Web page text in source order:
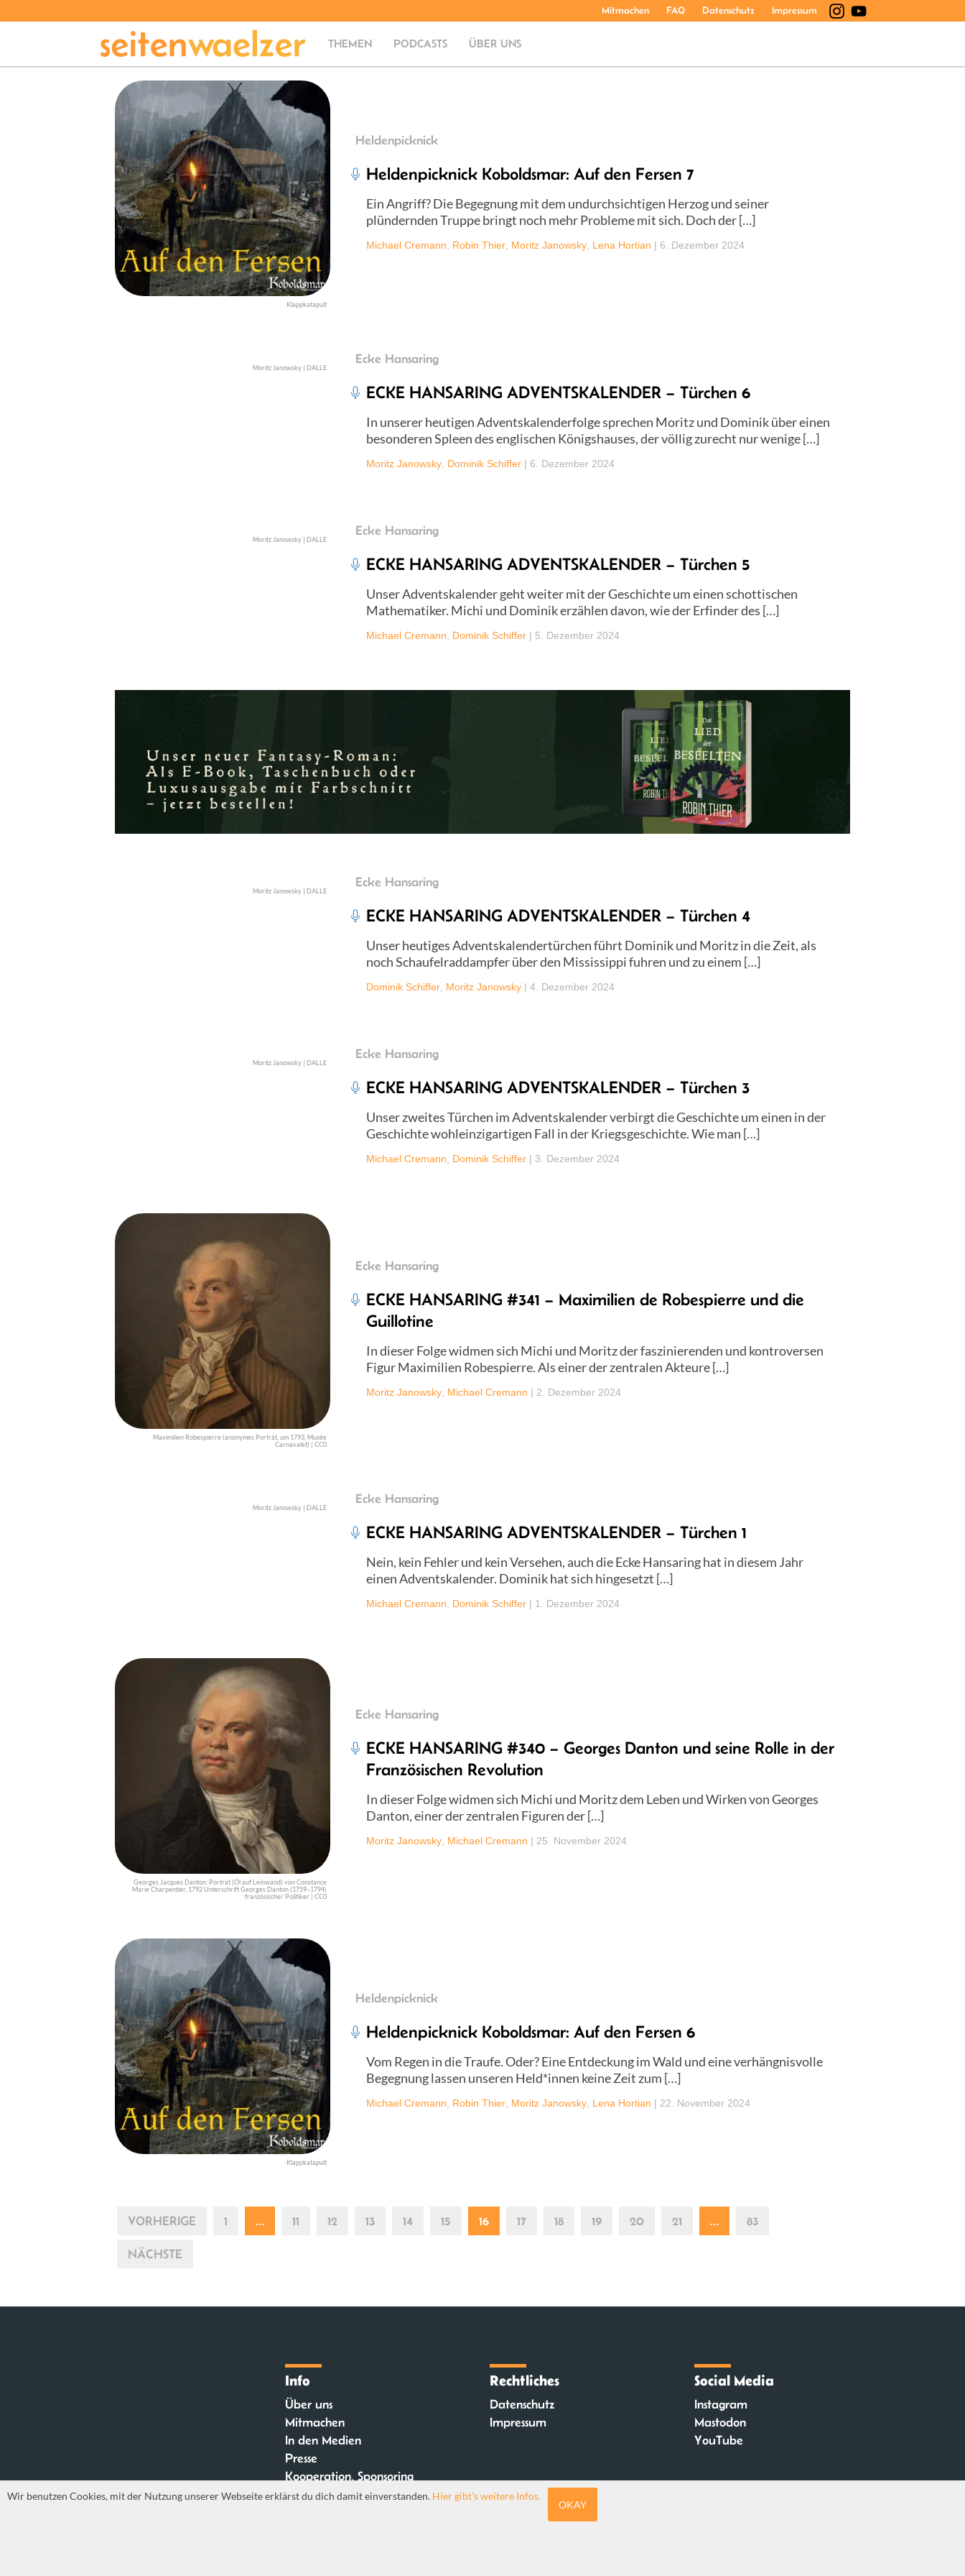
Mitmachen FAQ Datenschutz Impressum
THEMEN PODCASTS ÜBER UNS
Klappkatapult
Heldenpicknick
Heldenpicknick Koboldsmar: Auf den Fersen 7
Ein Angriff? Die Begegnung mit dem undurchsichtigen Herzog und seiner
plündernden Truppe bringt noch mehr Probleme mit sich. Doch der […]
Michael Cremann Robin Thier Moritz Janowsky Lena Hortian | 6. Dezember 2024
Moritz Janowsky | DALLE
Ecke Hansaring
ECKE HANSARING ADVENTSKALENDER – Türchen 6
In unserer heutigen Adventskalenderfolge sprechen Moritz und Dominik über einen
besonderen Spleen des englischen Königshauses, der völlig zurecht nur wenige […]
Moritz Janowsky Dominik Schiffer | 6. Dezember 2024
Moritz Janowsky | DALLE
Ecke Hansaring
ECKE HANSARING ADVENTSKALENDER – Türchen 5
Unser Adventskalender geht weiter mit der Geschichte um einen schottischen
Mathematiker. Michi und Dominik erzählen davon, wie der Erfinder des […]
Michael Cremann Dominik Schiffer | 5. Dezember 2024
Moritz Janowsky | DALLE
Ecke Hansaring
ECKE HANSARING ADVENTSKALENDER – Türchen 4
Unser heutiges Adventskalendertürchen führt Dominik und Moritz in die Zeit, als
noch Schaufelraddampfer über den Mississippi fuhren und zu einem […]
Dominik Schiffer Moritz Janowsky | 4. Dezember 2024
Moritz Janowsky | DALLE
Ecke Hansaring
ECKE HANSARING ADVENTSKALENDER – Türchen 3
Unser zweites Türchen im Adventskalender verbirgt die Geschichte um einen in der
Geschichte wohleinzigartigen Fall in der Kriegsgeschichte. Wie man […]
Michael Cremann Dominik Schiffer | 3. Dezember 2024
Maximilien Robespierre (anonymes Porträt, um 1793, Musée
Carnavalet) | CC0
Ecke Hansaring
ECKE HANSARING #341 – Maximilien de Robespierre und die
Guillotine
In dieser Folge widmen sich Michi und Moritz der faszinierenden und kontroversen
Figur Maximilien Robespierre. Als einer der zentralen Akteure […]
Moritz Janowsky Michael Cremann | 2. Dezember 2024
Moritz Janowsky | DALLE
Ecke Hansaring
ECKE HANSARING ADVENTSKALENDER – Türchen 1
Nein, kein Fehler und kein Versehen, auch die Ecke Hansaring hat in diesem Jahr
einen Adventskalender. Dominik hat sich hingesetzt […]
Michael Cremann Dominik Schiffer | 1. Dezember 2024
Georges Jacques Danton: Porträt (Öl auf Leinwand) von Constance
Marie Charpentier, 1792 Unterschrift Georges Danton (1759–1794)
französischer Politiker | CC0
Ecke Hansaring
ECKE HANSARING #340 – Georges Danton und seine Rolle in der
Französischen Revolution
In dieser Folge widmen sich Michi und Moritz dem Leben und Wirken von Georges
Danton, einer der zentralen Figuren der […]
Moritz Janowsky Michael Cremann | 25. November 2024
Klappkatapult
Heldenpicknick
Heldenpicknick Koboldsmar: Auf den Fersen 6
Vom Regen in die Traufe. Oder? Eine Entdeckung im Wald und eine verhängnisvolle
Begegnung lassen unseren Held*innen keine Zeit zum […]
Michael Cremann Robin Thier Moritz Janowsky Lena Hortian | 22. November 2024
VORHERIGE 1 … 11 12 13 14 15 16 17 18 19 20 21 … 83
NÄCHSTE
Info
Über uns
Mitmachen
In den Medien
Presse
Kooperation, Sponsoring
FAQ
Rechtliches
Datenschutz
Impressum
Social Media
Instagram
Mastodon
YouTube
Wir benutzen Cookies, mit der Nutzung unserer Webseite erklärst du dich damit einverstanden. Hier gibt's weitere Infos.
OKAY